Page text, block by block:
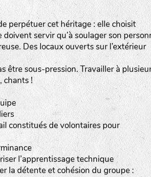
perpétuer cet héritage : elle choisit
servir qu’à soulager son
Des locaux ouverts sur l’extérieur
être sous-pression. Travailler à
chants !
constitués de volontaires pour
l’apprentissage technique
la détente et cohésion du groupe :